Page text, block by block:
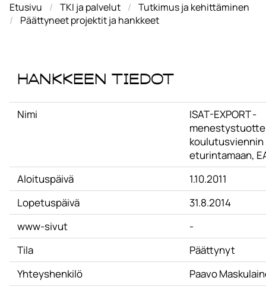
Etusivu TKI ja palvelut
Tutkimus ja kehittäminen
Päättyneet projektit ja hankkeet
Hankkeen tiedot
Nimi
ISAT-EXPORT -
koulutusviennin
eturintamaan,
Aloituspäivä
1.10.2011
Lopetuspäivä
31.8.2014
www-sivut
-
Tila
Päättynyt
Yhteyshenkilö
Paavo